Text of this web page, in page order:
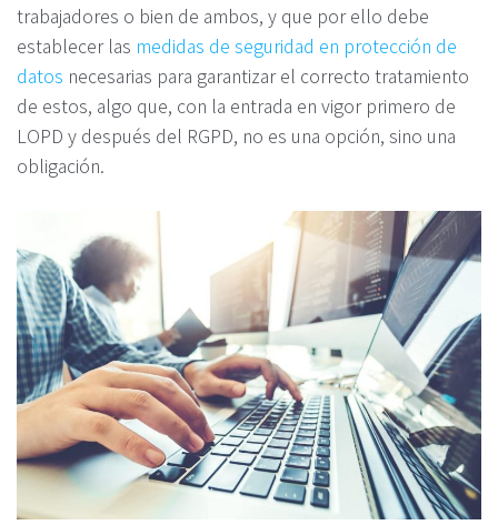
trabajadores o bien de ambos, y que por ello debe
establecer las medidas de seguridad en protección de
datos necesarias para garantizar el correcto tratamiento
de estos, algo que, con la entrada en vigor primero de
LOPD y después del RGPD, no es una opción, sino una
obligación.